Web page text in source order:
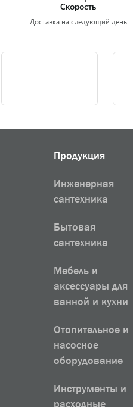
Скорость
Доставка на следующий день
Продукция
Инженерная
сантехника
Бытовая
сантехника
Мебель и
аксессуары для
ванной и кухни
Отопительное и
насосное
оборудование
Инструменты и
расходные